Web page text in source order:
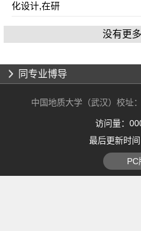
化设计,在研
没有更
同专业博导
中国地质大学（武汉）校址
访问量：
最后更新时间
PC